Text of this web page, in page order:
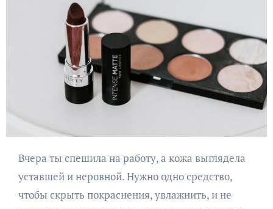
Вчера ты спешила на работу, а кожа выглядела
уставшей и неровной. Нужно одно средство,
чтобы скрыть покраснения, увлажнить, и не